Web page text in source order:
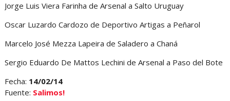
Jorge Luis Viera Farinha de Arsenal a Salto Uruguay
Oscar Luzardo Cardozo de Deportivo Artigas a Peñarol
Marcelo José Mezza Lapeira de Saladero a Chaná
Sergio Eduardo De Mattos Lechini de Arsenal a Paso del Bote
Fecha: 14/02/14
Fuente: Salimos!